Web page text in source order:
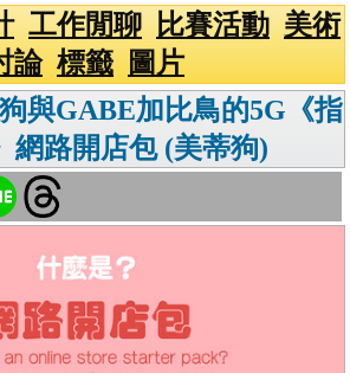
工作閒聊 比賽活動 美術
論 標籤
圖片
與GABE加比鳥的5G《指
網路開店包 (美蒂狗)